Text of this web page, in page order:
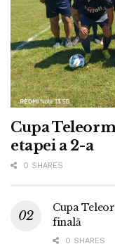
Cupa
etapei a 2-a
0 SHARES
Cupa
finală
0 SHARES